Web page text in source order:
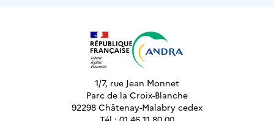
1/7, rue Jean Monnet
Parc de la Croix-Blanche
92298 Châtenay-Malabry cedex